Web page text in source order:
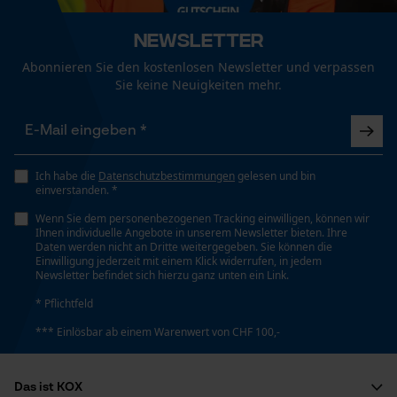
Geschlecht
Optik/Muster
Zweifarbig
Taschentyp
Brusttasche, Einschubtaschen,
Technische Spezifikationen
Folgen Sie den Pflegehinweisen auf dem Etikett.
Newsletter
Abonnieren Sie den kostenlosen Newsletter und verpassen
Sie keine Neuigkeiten mehr.
Ich habe die Datenschutzbestimmungen gelesen und bin
einverstanden. *
Wenn Sie dem personenbezogenen Tracking einwilligen, können wir
Ihnen individuelle Angebote in unserem Newsletter bieten. Ihre
Daten werden nicht an Dritte weitergegeben. Sie können die
Einwilligung jederzeit mit einem Klick widerrufen, in jedem
Newsletter befindet sich hierzu ganz unten ein Link.
* Pflichtfeld
*** Einlösbar ab einem Warenwert von CHF 100,-
Das ist KOX
Funktionale Cookies
Geo-IP und User Detection
YouTube-Videos
Google Maps